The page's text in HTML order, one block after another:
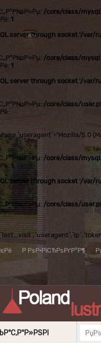
/core/class/
1
server through socket '/
/core/class/
1
server through socket '/
/core/class/
`useragent`='Mozilla/5.0
/core/class/
1
server through socket '/
/core/class/
Р РѕР·РїСЂРѕРґР°Р¶